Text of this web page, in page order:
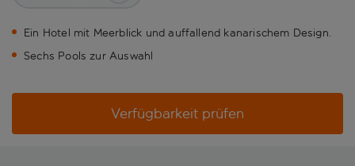
Ein Hotel mit Meerblick und auffallend kanarischem Design.
Sechs Pools zur Auswahl
Verfügbarkeit prüfen